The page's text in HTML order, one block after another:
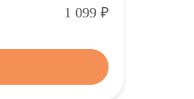
1 099 Р